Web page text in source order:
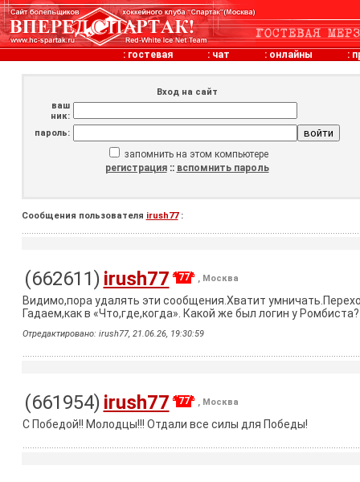
: гостевая : чат : онлайны :
Вход на сайт
ваш
ник:
пароль:
запомнить на этом компьютере
регистрация:: вспомнить пароль
Сообщения пользователя irush77:
(662611) irush77 77 , Москва
Видимо,пора удалять эти сообщения.Хватит
Гадаем,как в «Что,где,когда». Какой же был логин у
Отредактировано: irush77, 21.06.26, 19:30:59
(661954) irush77 77 , Москва
С Победой!! Молодцы!!! Отдали все силы для Победы!